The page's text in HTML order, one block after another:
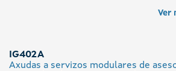
Ver
IG402A
Axudas a servizos modulares de